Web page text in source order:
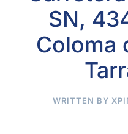
SN,
Coloma
WRITTEN BY